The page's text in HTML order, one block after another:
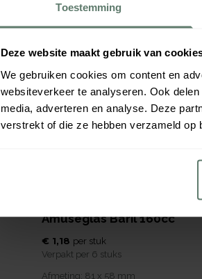
Toestemming
Deze website maakt gebruik van
We gebruiken cookies om content en
websiteverkeer te analyseren. Ook
media, adverteren en analyse. Deze
verstrekt of die ze hebben verzameld op
Afmeting:125 x 185
Amuseglas Baril 160cc
€ 1,18 per stuk
Verpakt per 6 stuks
Afmeting: 81 x 58 mm